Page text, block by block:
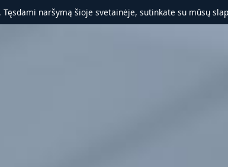
. Tęsdami naršymą šioje svetainėje, sutinkate su mūsų